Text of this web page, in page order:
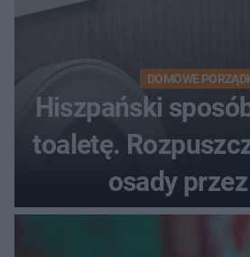
DOMOWE
Hiszpański
toaletę.
osady